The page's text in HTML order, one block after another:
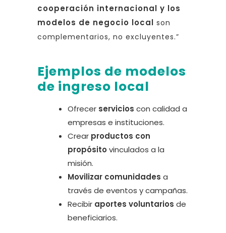
cooperación internacional y los
modelos de negocio local son
complementarios, no excluyentes.”
Ejemplos de modelos
de ingreso local
Ofrecer servicios con calidad a
empresas e instituciones.
Crear productos con
propósitovinculados a la
misión.
Movilizar comunidades a
través de eventos y campañas.
Recibir aportes voluntarios de
beneficiarios.